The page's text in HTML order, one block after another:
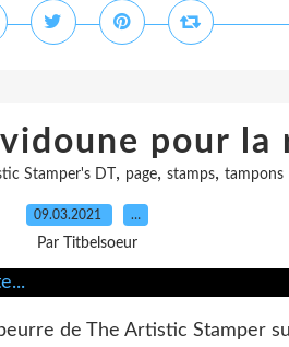
pour la
Stamper's DT , page, stamps, tampons
09.03.2021 …
Par Titbelsoeur
de The Artistic Stamper